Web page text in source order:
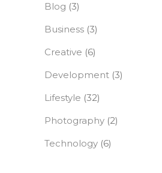
Blog (3)
Business (3)
Creative (6)
Development (3)
Lifestyle (32)
Photography (2)
Technology (6)